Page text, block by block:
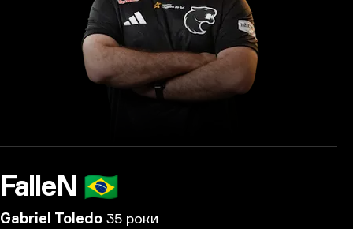
FalleN 🇧🇷
Gabriel Toledo 35 роки